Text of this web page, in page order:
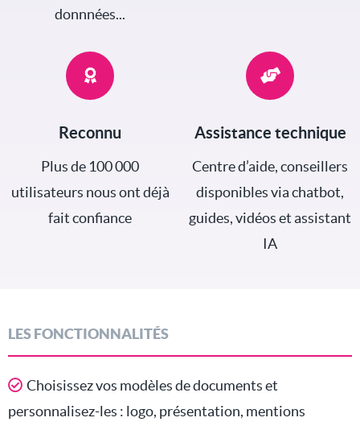
donnnées...
Reconnu
Plus de 100 000
utilisateurs nous ont déjà
fait confiance
Assistance technique
Centre d’aide, conseillers
disponibles via chatbot,
guides, vidéos et assistant
IA
LES FONCTIONNALITÉS
Choisissez vos modèles de documents et
personnalisez-les : logo, présentation, mentions